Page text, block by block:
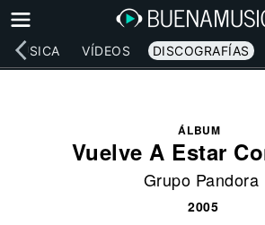
MÚSICA VÍDEOS DISCOGRAFÍAS
ÁLBUM
Vuelve A Estar
Grupo Pandora
2005